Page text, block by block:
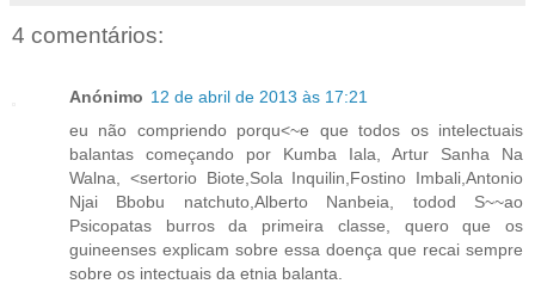
4 comentários:
Anónimo 12 de abril de 2013 às 17:21
eu não compriendo porqu<~e que todos os intelectuais
balantas começando por Kumba Iala, Artur Sanha Na
Walna, <sertorio Biote,Sola Inquilin,Fostino Imbali,Antonio
Njai Bbobu natchuto,Alberto Nanbeia, todod S~~ao
Psicopatas burros da primeira classe, quero que os
guineenses explicam sobre essa doença que recai sempre
sobre os intectuais da etnia balanta.